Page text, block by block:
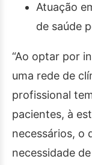
Atuação
de saúde
“Ao optar por
uma rede de
profissional
pacientes, à
necessários, o
necessidade